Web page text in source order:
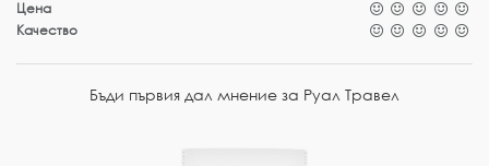
Цена
Качество
Бъди първия дал мнение за Руал Травел